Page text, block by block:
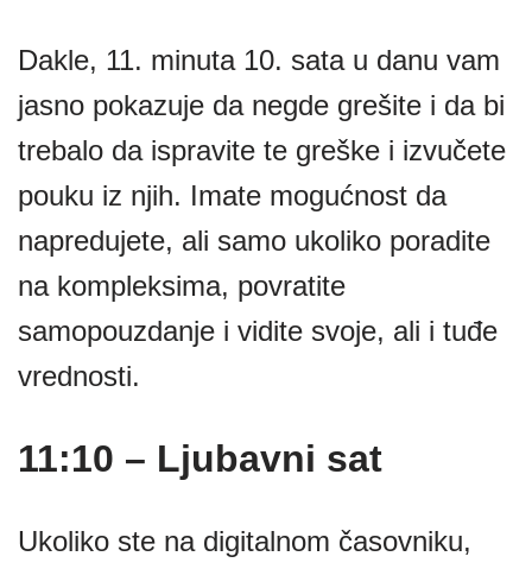
Dakle, 11. minuta 10. sata u danu vam
jasno pokazuje da negde grešite i da bi
trebalo da ispravite te greške i izvučete
pouku iz njih. Imate mogućnost da
napredujete, ali samo ukoliko poradite
na kompleksima, povratite
samopouzdanje i vidite svoje, ali i tuđe
vrednosti.
11:10 – Ljubavni sat
Ukoliko ste na digitalnom časovniku,